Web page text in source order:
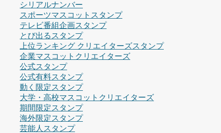
シリアルナンバー
スポーツマスコットスタンプ
テレビ番組企画スタンプ
とび出るスタンプ
上位ランキング クリエイターズスタンプ
企業マスコットクリエイターズ
公式スタンプ
公式有料スタンプ
動く限定スタンプ
大学・高校マスコットクリエイターズ
期間限定スタンプ
海外限定スタンプ
芸能人スタンプ